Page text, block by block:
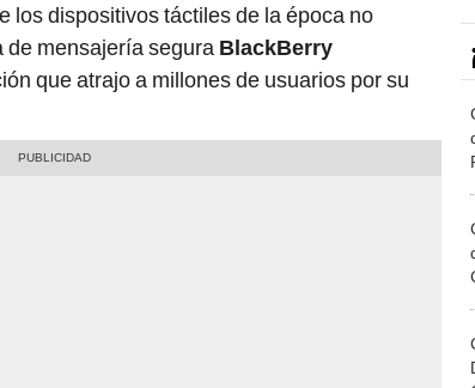
los dispositivos táctiles de la época no
de mensajería segura BlackBerry
que atrajo a millones de usuarios por su